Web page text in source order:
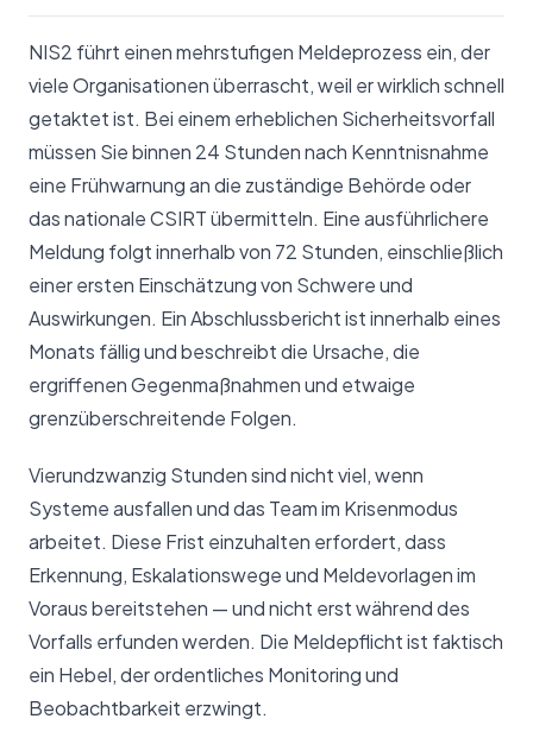
NIS2 führt einen mehrstufigen Meldeprozess ein, der
viele Organisationen überrascht, weil er wirklich schnell
getaktet ist. Bei einem erheblichen Sicherheitsvorfall
müssen Sie binnen 24 Stunden nach Kenntnisnahme
eine Frühwarnung an die zuständige Behörde oder
das nationale CSIRT übermitteln. Eine ausführlichere
Meldung folgt innerhalb von 72 Stunden, einschließlich
einer ersten Einschätzung von Schwere und
Auswirkungen. Ein Abschlussbericht ist innerhalb eines
Monats fällig und beschreibt die Ursache, die
ergriffenen Gegenmaßnahmen und etwaige
grenzüberschreitende Folgen.
Vierundzwanzig Stunden sind nicht viel, wenn
Systeme ausfallen und das Team im Krisenmodus
arbeitet. Diese Frist einzuhalten erfordert, dass
Erkennung, Eskalationswege und Meldevorlagen im
Voraus bereitstehen — und nicht erst während des
Vorfalls erfunden werden. Die Meldepflicht ist faktisch
ein Hebel, der ordentliches Monitoring und
Beobachtbarkeit erzwingt.